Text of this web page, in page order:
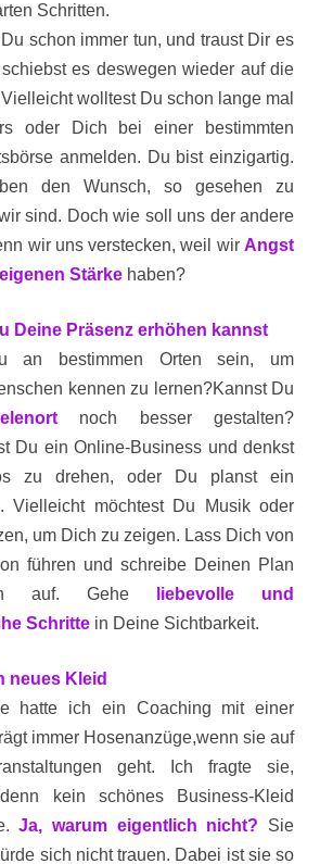
Schritten.
schon immer tun, und traust Dir es
es deswegen wieder auf die
wolltest Du schon lange mal
oder Dich bei einer bestimmten
anmelden. Du bist einzigartig.
den Wunsch, so gesehen zu
sind. Doch wie soll uns der andere
wir uns verstecken, weil wir Angst
Stärke haben?
Deine Präsenz erhöhen kannst
an bestimmen Orten sein, um
kennen zu lernen?Kannst Du
noch besser gestalten?
Du ein Online-Business und denkst
zu drehen, oder Du planst ein
Vielleicht möchtest Du Musik oder
um Dich zu zeigen. Lass Dich von
führen und schreibe Deinen Plan
auf. Gehe
liebevolle und
Schritte in Deine Sichtbarkeit.
neues Kleid
hatte ich ein Coaching mit einer
immer Hosenanzüge,wenn sie auf
geht. Ich fragte sie,
kein schönes Business-Kleid
Ja, warum eigentlich nicht?
Sie
sich nicht trauen. Dabei ist sie so